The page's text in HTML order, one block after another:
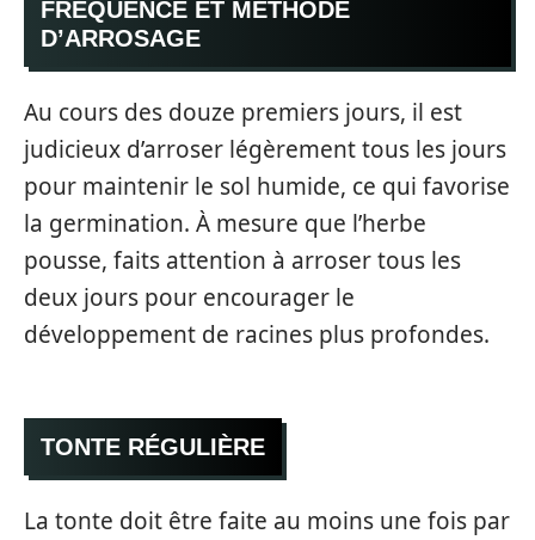
FRÉQUENCE ET MÉTHODE
D’ARROSAGE
Au cours des douze premiers jours, il est
judicieux d’arroser légèrement tous les jours
pour maintenir le sol humide, ce qui favorise
la germination. À mesure que l’herbe
pousse, faits attention à arroser tous les
deux jours pour encourager le
développement de racines plus profondes.
TONTE RÉGULIÈRE
La tonte doit être faite au moins une fois par